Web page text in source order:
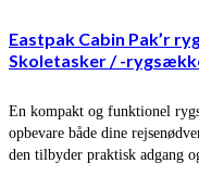
Eastpak Cabin Pak’r
Skoletasker / -
En kompakt og funktionel
opbevare både dine
den tilbyder praktisk adgang